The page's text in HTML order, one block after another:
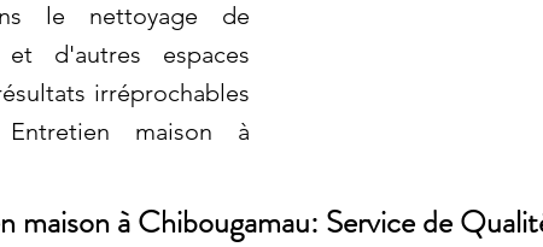
le nettoyage de
d'autres espaces
irréprochables
maison à
maison à Chibougamau: Service de